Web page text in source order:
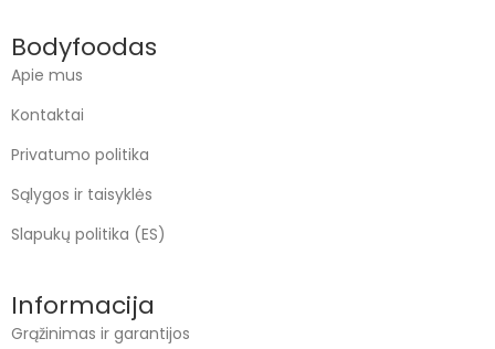
Bodyfoodas
Apie mus
Kontaktai
Privatumo politika
Sąlygos ir taisyklės
Slapukų politika (ES)
Informacija
Grąžinimas ir garantijos